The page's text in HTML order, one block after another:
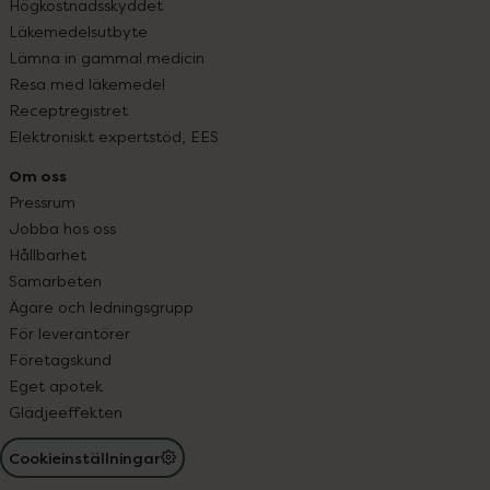
Högkostnadsskyddet
Läkemedelsutbyte
Lämna in gammal medicin
Resa med läkemedel
Receptregistret
Elektroniskt expertstöd, EES
Om oss
Pressrum
Jobba hos oss
Hållbarhet
Samarbeten
Ägare och ledningsgrupp
För leverantörer
Företagskund
Eget apotek
Glädjeeffekten
Cookieinställningar